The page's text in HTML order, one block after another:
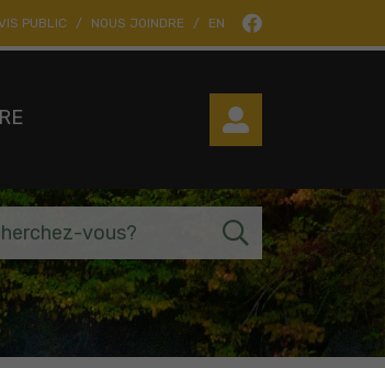
PUBLIC NOUS JOINDRE EN
vous?